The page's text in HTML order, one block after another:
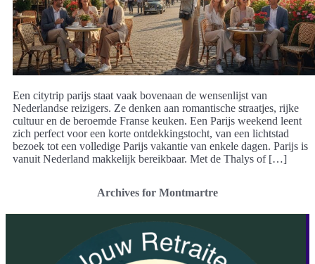
Een citytrip parijs staat vaak bovenaan de wensenlijst van
Nederlandse reizigers. Ze denken aan romantische straatjes, rijke
cultuur en de beroemde Franse keuken. Een Parijs weekend leent
zich perfect voor een korte ontdekkingstocht, van een lichtstad
bezoek tot een volledige Parijs vakantie van enkele dagen. Parijs is
vanuit Nederland makkelijk bereikbaar. Met de Thalys of […]
Archives for Montmartre